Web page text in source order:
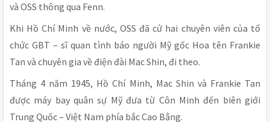
và OSS thông qua Fenn.
Khi Hồ Chí Minh về nước, OSS đã cử hai chuyên viên của tổ
chức GBT – sĩ quan tình báo người Mỹ gốc Hoa tên Frankie
Tan và chuyên gia về điện đài Mac Shin, đi theo.
Tháng 4 năm 1945, Hồ Chí Minh, Mac Shin và Frankie Tan
được máy bay quân sự Mỹ đưa từ Côn Minh đến biên giới
Trung Quốc – Việt Nam phía bắc Cao Bằng.